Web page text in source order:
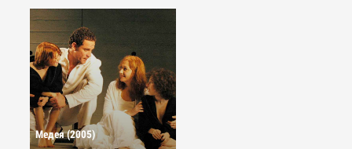
Медея (2005)